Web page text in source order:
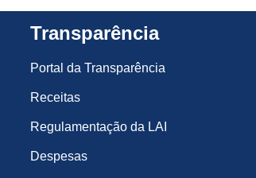
Transparência
Portal da Transparência
Receitas
Regulamentação da LAI
Despesas